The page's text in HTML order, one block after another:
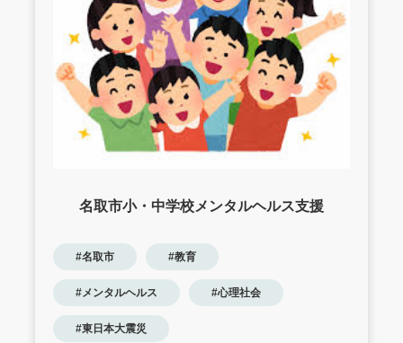
名取市小・中学校メンタルヘルス支援
#名取市 #教育
#メンタルヘルス #心理社会
#東日本大震災